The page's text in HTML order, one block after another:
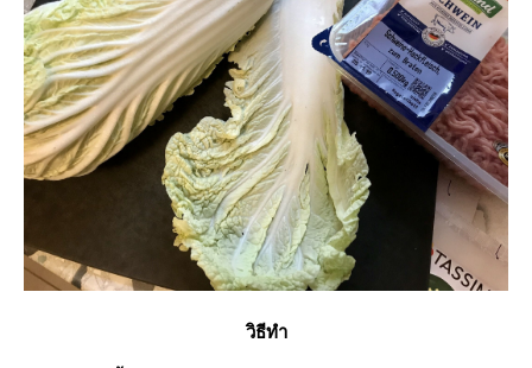
วิธีทำ